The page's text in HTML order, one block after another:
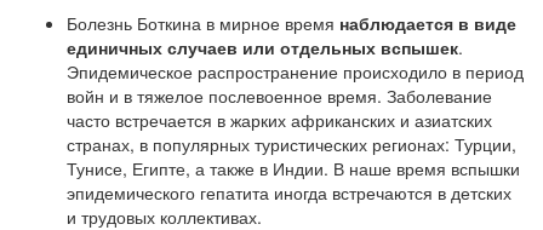
Болезнь Боткина в мирное время наблюдается в виде
единичных случаев или отдельных вспышек.
Эпидемическое распространение происходило в период
войн и в тяжелое послевоенное время. Заболевание
часто встречается в жарких африканских и азиатских
странах, в популярных туристических регионах: Турции,
Тунисе, Египте, а также в Индии. В наше время вспышки
эпидемического гепатита иногда встречаются в детских
и трудовых коллективах.